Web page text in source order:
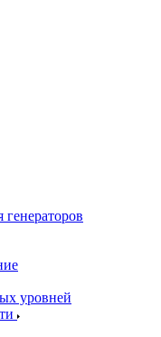
уровней